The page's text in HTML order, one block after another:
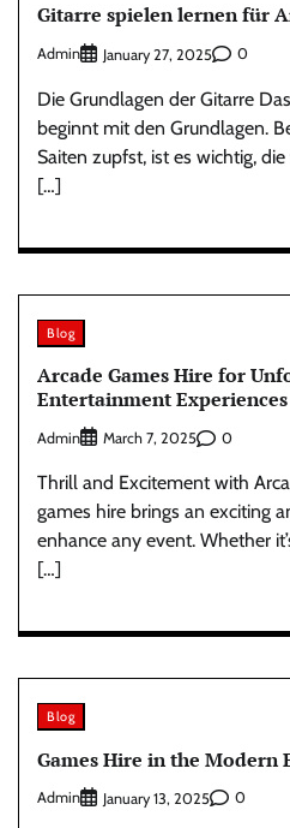
Gitarre spielen lernen für
Admin January 27, 2025 0
Die Grundlagen der Gitarre
beginnt mit den Grundlagen.
Saiten zupfst, ist es wichtig,
[…]
Blog
Arcade Games Hire for
Entertainment Experiences
Admin March 7, 2025 0
Thrill and Excitement with
games hire brings an exciting
enhance any event. Whether
[…]
Blog
Games Hire in the Modern
Admin January 13, 2025 0